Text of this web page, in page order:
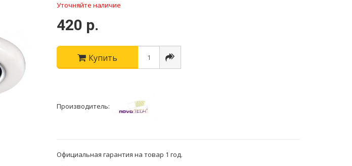
Уточняйте наличие
420 р.
Купить
Производитель:
Официальная гарантия на товар 1 год.